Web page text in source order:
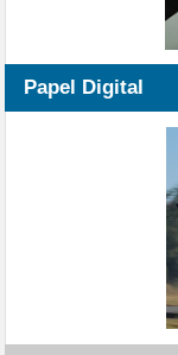
Papel Digital